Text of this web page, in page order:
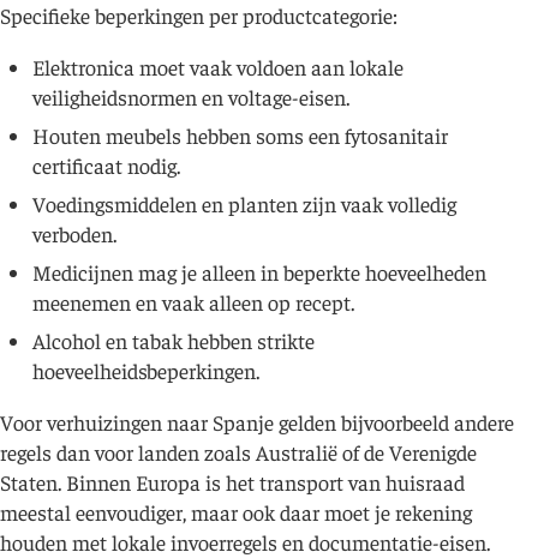
Specifieke beperkingen per productcategorie:
Elektronica moet vaak voldoen aan lokale
veiligheidsnormen en voltage-eisen.
Houten meubels hebben soms een fytosanitair
certificaat nodig.
Voedingsmiddelen en planten zijn vaak volledig
verboden.
Medicijnen mag je alleen in beperkte hoeveelheden
meenemen en vaak alleen op recept.
Alcohol en tabak hebben strikte
hoeveelheidsbeperkingen.
Voor verhuizingen naar Spanje gelden bijvoorbeeld andere
regels dan voor landen zoals Australië of de Verenigde
Staten. Binnen Europa is het transport van huisraad
meestal eenvoudiger, maar ook daar moet je rekening
houden met lokale invoerregels en documentatie-eisen.